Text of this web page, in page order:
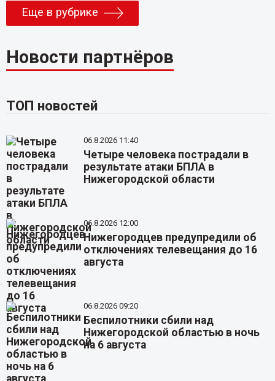
Еще в рубрике
Новости партнёров
ТОП новостей
06.8.2026 11:40
Четыре человека пострадали в
результате атаки БПЛА в
Нижегородской области
06.8.2026 12:00
Нижегородцев предупредили об
отключениях телевещания до 16
августа
06.8.2026 09:20
Беспилотники сбили над
Нижегородской областью в ночь
на 6 августа